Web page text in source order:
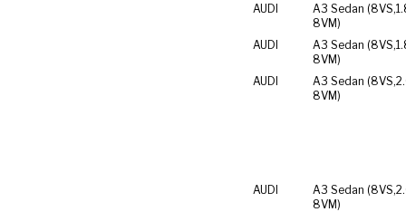
AUDI
A3 Sedan (8VS,
8VM)
AUDI
A3 Sedan (8VS,
8VM)
AUDI
A3 Sedan (8VS,
8VM)
AUDI
A3 Sedan (8VS,
8VM)